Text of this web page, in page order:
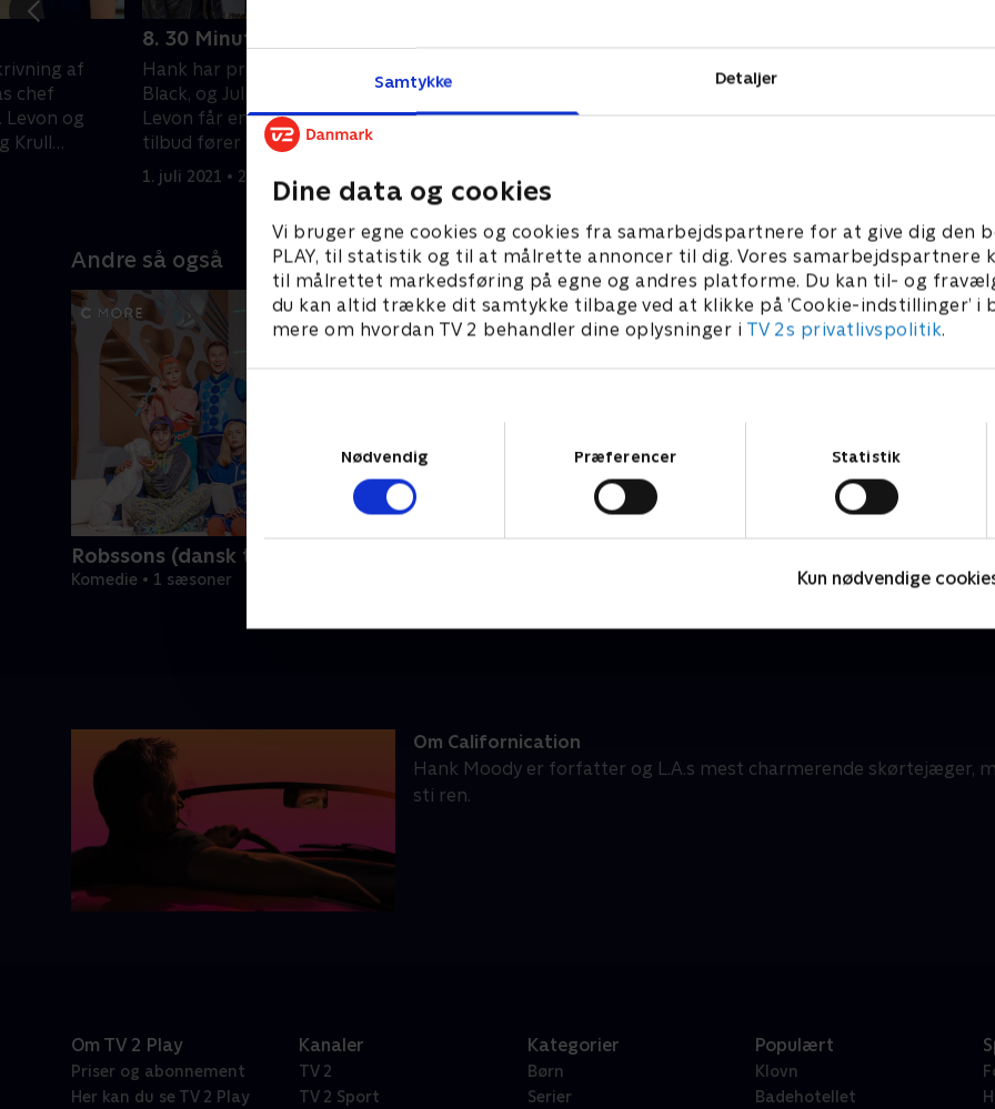
Samtykke Detaljer
Dine data og cookies
Vi bruger egne cookies og cookies fra samarbejdspartnere for at give dig den
PLAY, til statistik og til at målrette annoncer til dig. Vores samarbejdspartnere
til målrettet markedsføring på egne og andres platforme. Du kan til- og
du kan altid trække dit samtykke tilbage ved at klikke på ’Cookie-indstillinger’ i
mere om hvordan TV 2 behandler dine oplysninger i TV 2s privatlivspolitik.
Nødvendig
Præferencer Statistik
Kun nødvendige
af
chef
og
Krull
8. 30 Minutes or Less
Hank har problemer med Hashtag
Black, og Julia bliver en distraktion.
Levon får en stor mulighed, og Stus
tilbud fører til nævekamp.
1. juli 2021 • 26 min
Hank tænker over sin turbulente
periode med Karen og en forvirret
Becca - og en lykkeligere Charlie og
1. juli 2021 • 27 min
Anmeldelserne af
Andre så også
Robssons (dansk tale)
Komedie • 1 sæsoner
Om Californication
Hank Moody er forfatter og L.A.s mest charmerende skørtejæger,
sti ren.
Om TV 2 Play
Priser og abonnement
Her kan du se TV 2 Play
Kanaler
TV 2
TV 2 Sport
Kategorier
Børn
Serier
Populært
Klovn
Badehotellet